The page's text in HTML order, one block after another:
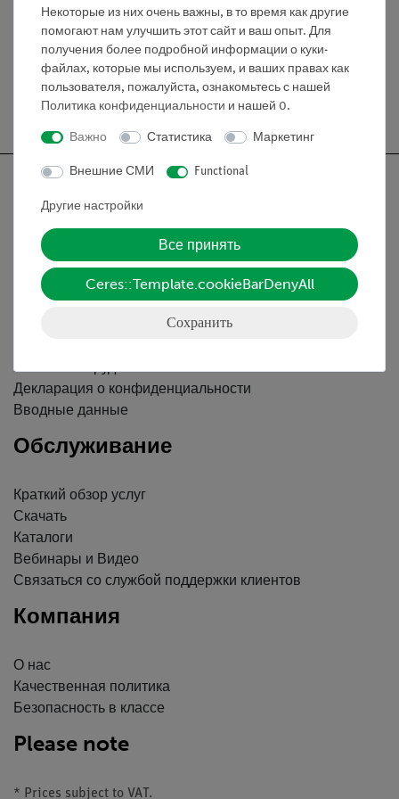
Эксперименты
Бесплатная доставка от 300,- €
Информация
Условия сотрудничества
Декларация о конфиденциальности
Вводные данные
Обслуживание
Краткий обзор услуг
Скачать
Каталоги
Вебинары и Видео
Связаться со службой поддержки клиентов
Компания
О нас
Качественная политика
Безопасность в классе
Please note
* Prices subject to VAT.
Некоторые из них очень важны, в то время как другие
помогают нам улучшить этот сайт и ваш опыт. Для
получения более подробной информации о куки-
файлах, которые мы используем, и ваших правах как
пользователя, пожалуйста, ознакомьтесь с нашей
Политика конфиденциальности и нашей 0.
Важно Статистика Маркетинг
Внешние СМИ Functional
Другие настройки
Все принять
Ceres::Template.cookieBarDenyAll
Сохранить